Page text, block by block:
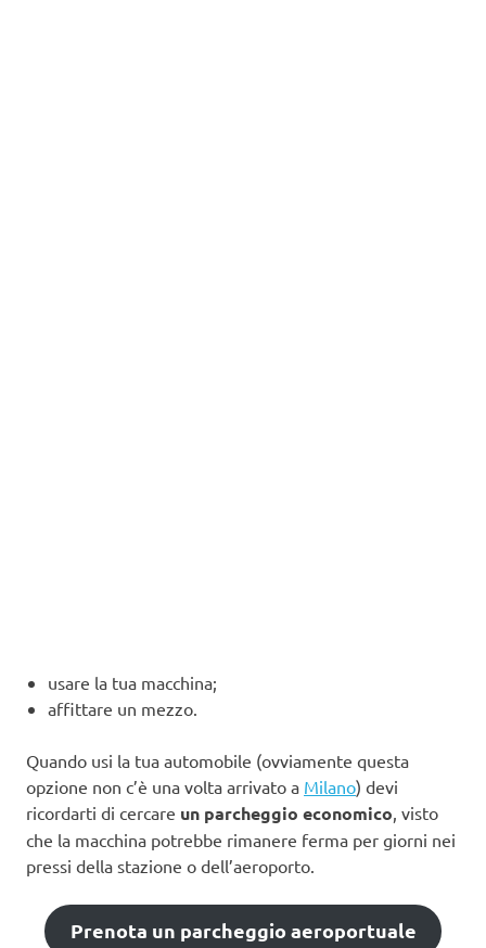
usare la tua macchina;
affittare un mezzo.
Quando usi la tua automobile (ovviamente questa
opzione non c’è una volta arrivato a Milano) devi
ricordarti di cercare un parcheggio economico , visto
che la macchina potrebbe rimanere ferma per giorni nei
pressi della stazione o dell’aeroporto.
Prenota un parcheggio aeroportuale